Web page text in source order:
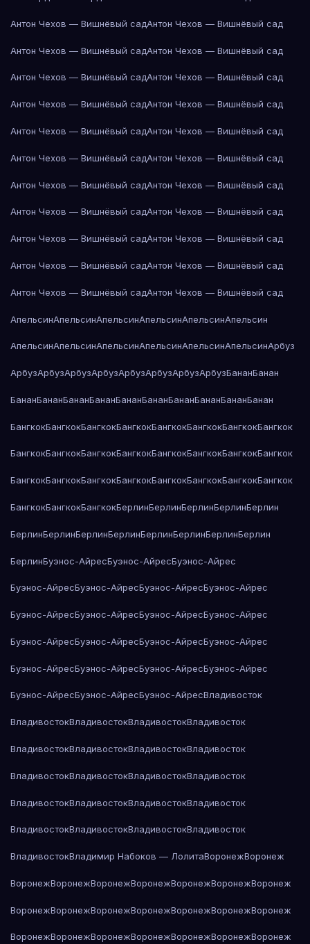
Антон Чехов — Вишнёвый садАнтон Чехов — Вишнёвый сад
Антон Чехов — Вишнёвый садАнтон Чехов — Вишнёвый сад
Антон Чехов — Вишнёвый садАнтон Чехов — Вишнёвый сад
Антон Чехов — Вишнёвый садАнтон Чехов — Вишнёвый сад
Антон Чехов — Вишнёвый садАнтон Чехов — Вишнёвый сад
Антон Чехов — Вишнёвый садАнтон Чехов — Вишнёвый сад
Антон Чехов — Вишнёвый садАнтон Чехов — Вишнёвый сад
Антон Чехов — Вишнёвый садАнтон Чехов — Вишнёвый сад
Антон Чехов — Вишнёвый садАнтон Чехов — Вишнёвый сад
Антон Чехов — Вишнёвый садАнтон Чехов — Вишнёвый сад
Антон Чехов — Вишнёвый садАнтон Чехов — Вишнёвый сад
АпельсинАпельсинАпельсинАпельсинАпельсинАпельсин
АпельсинАпельсинАпельсинАпельсинАпельсинАпельсинАрбуз
АрбузАрбузАрбузАрбузАрбузАрбузАрбузАрбузБананБанан
БананБананБананБананБананБананБананБананБананБанан
БангкокБангкокБангкокБангкокБангкокБангкокБангкокБангкок
БангкокБангкокБангкокБангкокБангкокБангкокБангкокБангкок
БангкокБангкокБангкокБангкокБангкокБангкокБангкокБангкок
БангкокБангкокБангкокБерлинБерлинБерлинБерлинБерлин
БерлинБерлинБерлинБерлинБерлинБерлинБерлинБерлин
БерлинБуэнос-АйресБуэнос-АйресБуэнос-Айрес
Буэнос-АйресБуэнос-АйресБуэнос-АйресБуэнос-Айрес
Буэнос-АйресБуэнос-АйресБуэнос-АйресБуэнос-Айрес
Буэнос-АйресБуэнос-АйресБуэнос-АйресБуэнос-Айрес
Буэнос-АйресБуэнос-АйресБуэнос-АйресБуэнос-Айрес
Буэнос-АйресБуэнос-АйресБуэнос-АйресВладивосток
ВладивостокВладивостокВладивостокВладивосток
ВладивостокВладивостокВладивостокВладивосток
ВладивостокВладивостокВладивостокВладивосток
ВладивостокВладивостокВладивостокВладивосток
ВладивостокВладивостокВладивостокВладивосток
ВладивостокВладимир Набоков — ЛолитаВоронежВоронеж
ВоронежВоронежВоронежВоронежВоронежВоронежВоронеж
ВоронежВоронежВоронежВоронежВоронежВоронежВоронеж
ВоронежВоронежВоронежВоронежВоронежВоронежВоронеж